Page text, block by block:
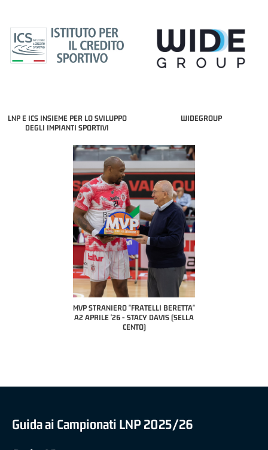
LNP E ICS INSIEME PER LO SVILUPPO
DEGLI IMPIANTI SPORTIVI
WIDEGROUP
MVP STRANIERO "FRATELLI BERETTA"
A2 APRILE '26 - STACY DAVIS (SELLA
MVP "FRATELLI BERETTA"
DILAS B NAZIONALE APRILE
Guida ai Campionati LNP 2025/26